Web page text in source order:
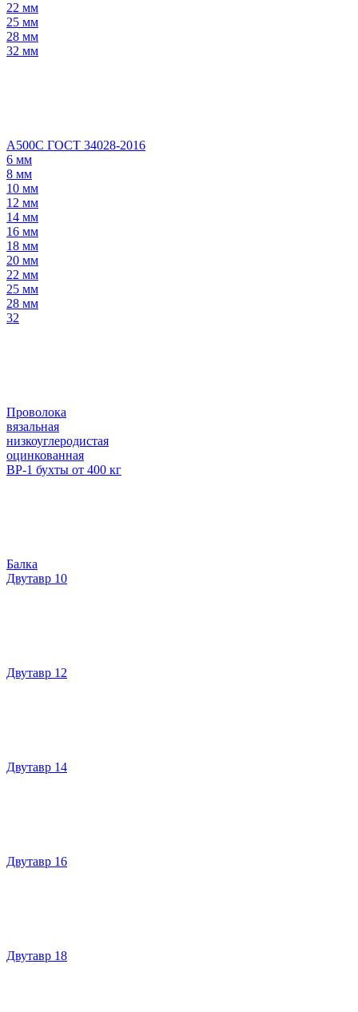
22 мм
25 мм
28 мм
32 мм
А500С ГОСТ 34028-2016
6 мм
8 мм
10 мм
12 мм
14 мм
16 мм
18 мм
20 мм
22 мм
25 мм
28 мм
32
Проволока
вязальная
низкоуглеродистая
оцинкованная
ВР-1 бухты от 400 кг
Балка
Двутавр 10
Двутавр 12
Двутавр 14
Двутавр 16
Двутавр 18